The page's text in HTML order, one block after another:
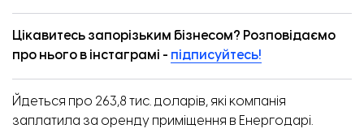
Цікавитесь запорізьким бізнесом? Розповідаємо
про нього в інстаграмі - підписуйтесь!
Йдеться про 263,8 тис. доларів, які компанія
заплатила за оренду приміщення в Енергодарі.